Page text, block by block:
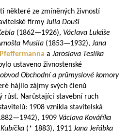
některé ze zmíněných živností
firmy Julia Douši
(1862—1926), Václava Lukáše
Musila (1853—1932), Jana
Pfeffermanna a Jaroslava Teslíka
ustaveno živnostenské
Obchodní a průmyslové komory
hájilo zájmy svých členů
růst. Narůstající stavební ruch
1908 vznikla stavitelská
), 1909 Václava Kováříka
(* 1883), 1911 Jana Jeřábka